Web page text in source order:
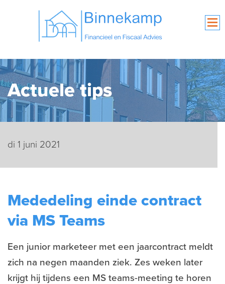
Actuele tips
di 1 juni 2021
Mededeling einde contract
via MS Teams
Een junior marketeer met een jaarcontract meldt
zich na negen maanden ziek. Zes weken later
krijgt hij tijdens een MS teams-meeting te horen